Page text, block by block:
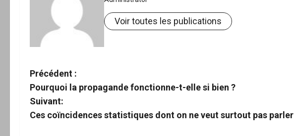
Voir toutes les publications
N
a
v
Précédent :
Pourquoi la propagande fonctionne-t-elle si bien ?
Suivant:
Ces coïncidences statistiques dont on ne veut surtout pas parler